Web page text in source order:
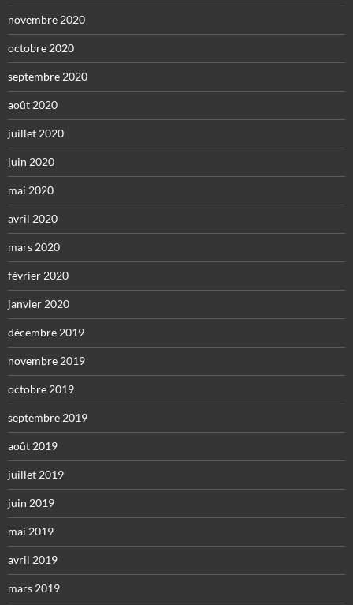
novembre 2020
octobre 2020
septembre 2020
août 2020
juillet 2020
juin 2020
mai 2020
avril 2020
mars 2020
février 2020
janvier 2020
décembre 2019
novembre 2019
octobre 2019
septembre 2019
août 2019
juillet 2019
juin 2019
mai 2019
avril 2019
mars 2019